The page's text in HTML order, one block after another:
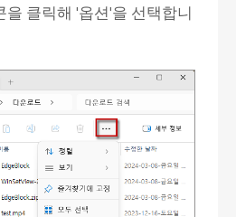
을 클릭해 '옵션'을 선택합니